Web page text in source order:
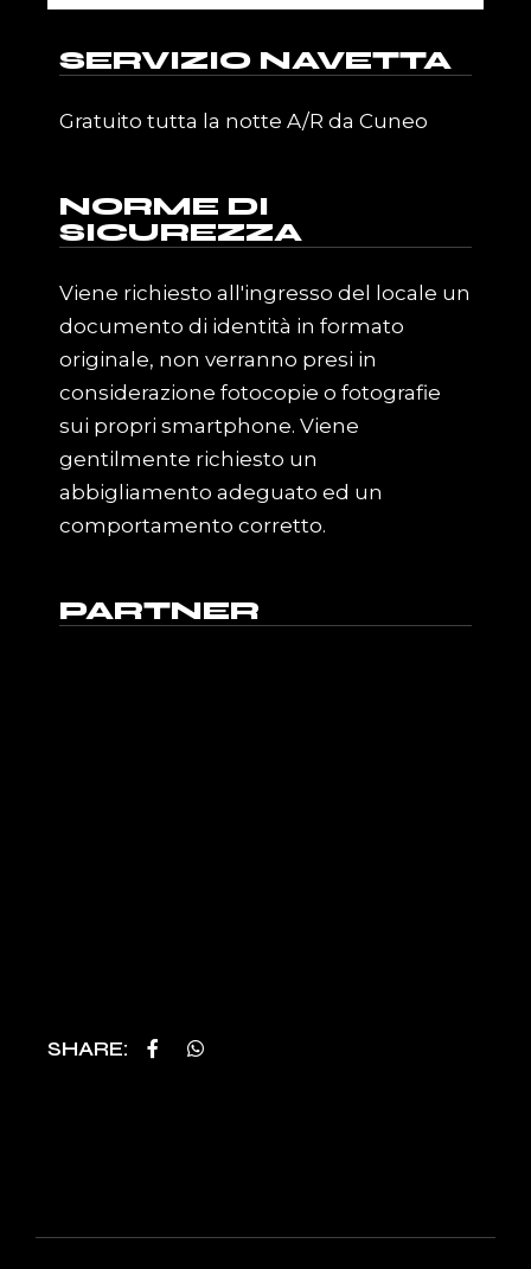
SERVIZIO NAVETTA
Gratuito tutta la notte A/R da Cuneo
NORME DI
SICUREZZA
Viene richiesto all'ingresso del locale un
documento di identità in formato
originale, non verranno presi in
considerazione fotocopie o fotografie
sui propri smartphone. Viene
gentilmente richiesto un
abbigliamento adeguato ed un
comportamento corretto.
PARTNER
SHARE